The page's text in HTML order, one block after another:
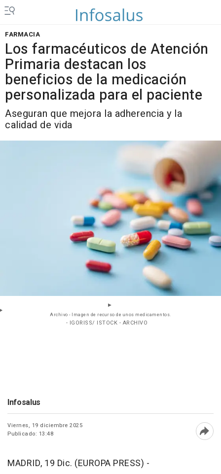
FARMACIA
Los farmacéuticos de Atención
Primaria destacan los
beneficios de la medicación
personalizada para el paciente
Aseguran que mejora la adherencia y la
calidad de vida
Archivo - Imagen de recurso de unos medicamentos.
- IGORISS/ ISTOCK - ARCHIVO
Infosalus
Viernes, 19 diciembre 2025
Publicado: 13:48
MADRID, 19 Dic. (EUROPA PRESS) -